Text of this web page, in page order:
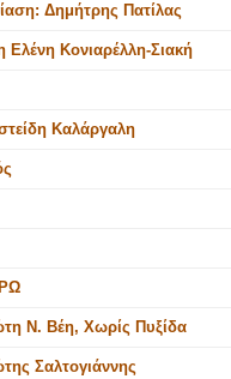
Δημήτρης Πατίλας
Ελένη Κονιαρέλλη-Σιακή
Καλάργαλη
Ν. Βέη, Χωρίς Πυξίδα
Σαλτογιάννης